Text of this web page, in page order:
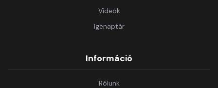
Videók
Igenaptár
Információ
Rólunk